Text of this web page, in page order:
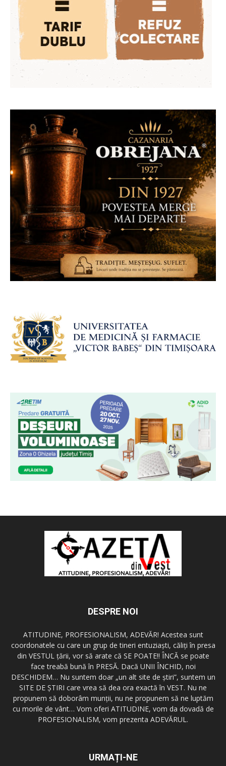
DESPRE NOI
ATITUDINE, PROFESIONALISM, ADEVĂR! Acestea sunt
coordonatele cu care un grup de tineri entuziaşti, căliţi în presa
din VESTUL ţării, vor să arate că SE POATE!! ÎNCĂ se poate
face treabă bună în PRESĂ. Dacă UNII ÎNCHID, noi
DESCHIDEM… Nu suntem doar „un alt site de ştiri”, suntem un
SITE DE ŞTIRI care vrea să dea ora exactă în VEST. Nu ne
propunem să doborâm munţii, nu ne propunem să ne luptăm
cu morile de vânt… Vom oferi ATITUDINE, vom da dovadă de
PROFESIONALISM, vom prezenta ADEVĂRUL.
URMAȚI-NE